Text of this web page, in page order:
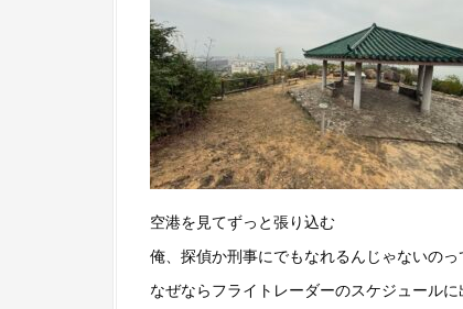
空港を見てずっと張り込む
俺、探偵か刑事にでもなれるんじゃないのっ
なぜならフライトレーダーのスケジュール